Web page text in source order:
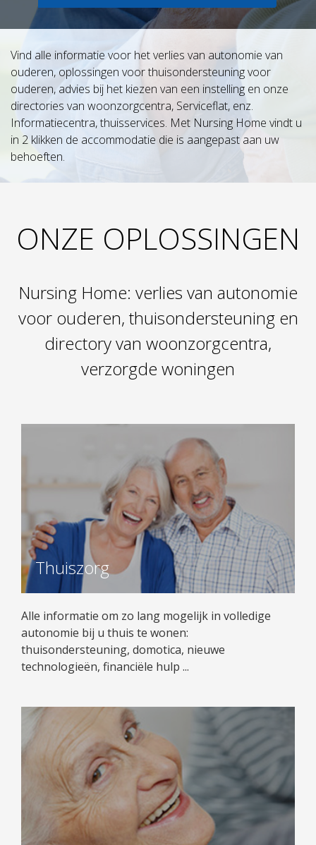
Vind alle informatie voor het verlies van autonomie van
ouderen, oplossingen voor thuisondersteuning voor
ouderen, advies bij het kiezen van een instelling en onze
directories van woonzorgcentra, Serviceflat, enz.
Informatiecentra, thuisservices. Met Nursing Home vindt u
in 2 klikken de accommodatie die is aangepast aan uw
behoeften.
ONZE OPLOSSINGEN
Nursing Home: verlies van autonomie
voor ouderen, thuisondersteuning en
directory van woonzorgcentra,
verzorgde woningen
Thuiszorg
Alle informatie om zo lang mogelijk in volledige
autonomie bij u thuis te wonen:
thuisondersteuning, domotica, nieuwe
technologieën, financiële hulp ...